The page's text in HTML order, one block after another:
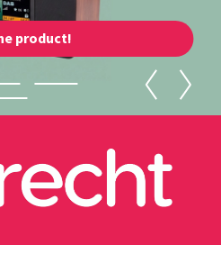
product!